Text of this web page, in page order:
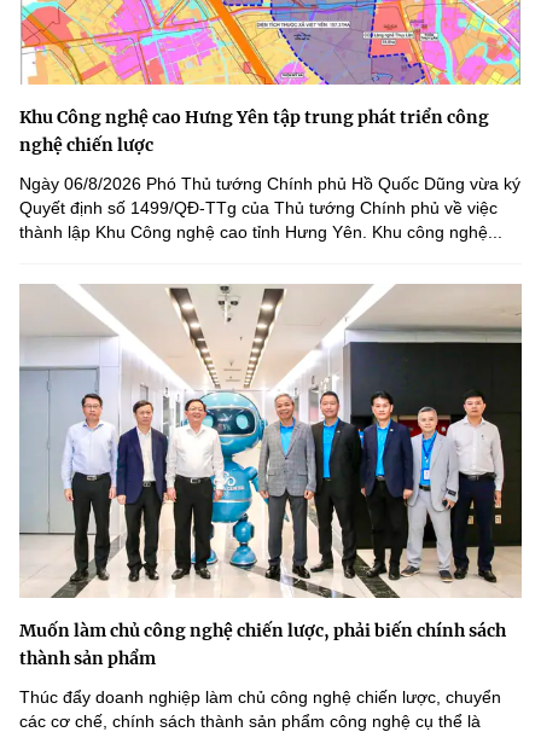
Khu Công nghệ cao Hưng Yên tập trung phát triển công
nghệ chiến lược
Ngày 06/8/2026 Phó Thủ tướng Chính phủ Hồ Quốc Dũng vừa ký
Quyết định số 1499/QĐ-TTg của Thủ tướng Chính phủ về việc
thành lập Khu Công nghệ cao tỉnh Hưng Yên. Khu công nghệ...
Muốn làm chủ công nghệ chiến lược, phải biến chính sách
thành sản phẩm
Thúc đẩy doanh nghiệp làm chủ công nghệ chiến lược, chuyển
các cơ chế, chính sách thành sản phẩm công nghệ cụ thể là